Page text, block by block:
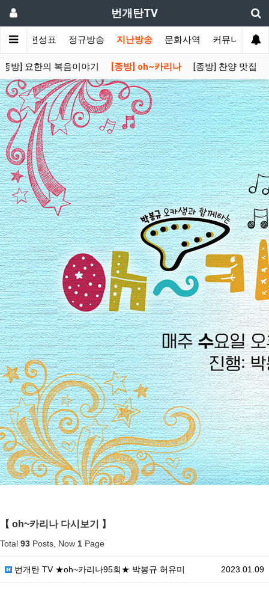
번개탄TV
주간 편성표 정규방송 지난방송 문화사역 커뮤니티
[종방] 요한의 복음이야기 [종방] oh~카리나 [종방] 찬양 맛집
【 oh~카리나다시보기 】
Total 93 Posts, Now 1 Page
2023.01.09
번개탄 TV ★oh~카리나95회★ 박봉규 허유미